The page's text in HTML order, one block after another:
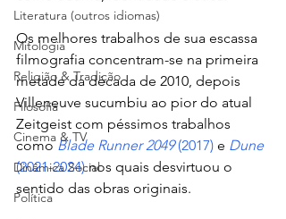
Literatura (outros idiomas)
Mitologia
Religião & Tradição
Filosofia
Cinema & TV
Dinâmica Social
Política
Os melhores trabalhos de sua escassa
filmografia concentram-se na primeira
metade da década de 2010, depois
Villeneuve sucumbiu ao pior do atual
Zeitgeist com péssimos trabalhos
como Blade Runner 2049 (2017) e Dune
(2021-2024) nos quais desvirtuou o
sentido das obras originais.